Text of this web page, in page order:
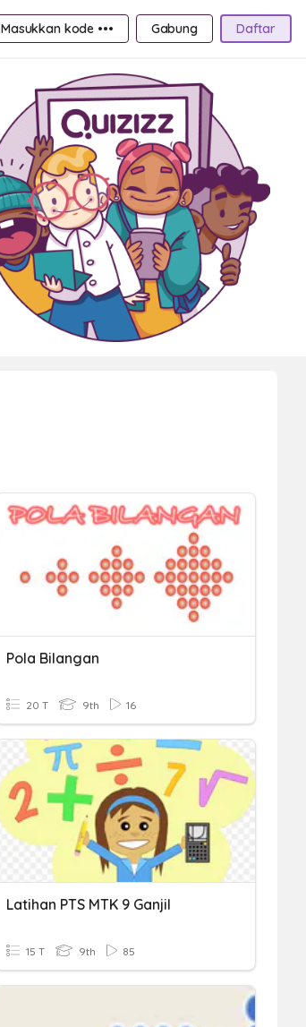
Masukkan kode ••• Gabung Daftar
Pola Bilangan
20 T 9th 16
Latihan PTS MTK 9 Ganjil
15 T 9th 85